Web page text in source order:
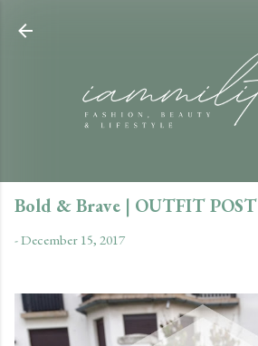
Bold & Brave | OUTFIT POST
-December 15, 2017